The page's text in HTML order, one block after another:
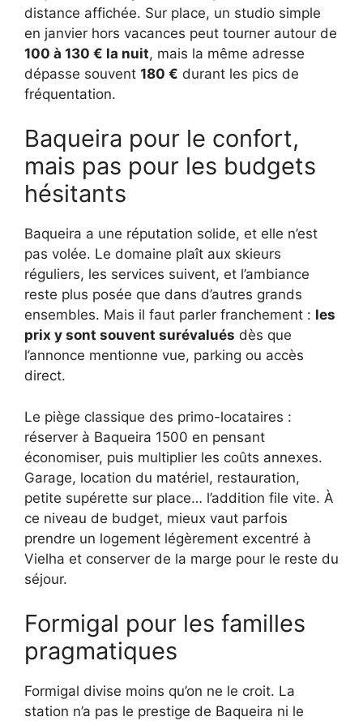
distance affichée. Sur place, un studio simple
en janvier hors vacances peut tourner autour de
100 à 130 € la nuit, mais la même adresse
dépasse souvent 180 € durant les pics de
fréquentation.
Baqueira pour le confort,
mais pas pour les budgets
hésitants
Baqueira a une réputation solide, et elle n’est
pas volée. Le domaine plaît aux skieurs
réguliers, les services suivent, et l’ambiance
reste plus posée que dans d’autres grands
ensembles. Mais il faut parler franchement : les
prix y sont souvent surévalués dès que
l’annonce mentionne vue, parking ou accès
direct.
Le piège classique des primo-locataires :
réserver à Baqueira 1500 en pensant
économiser, puis multiplier les coûts annexes.
Garage, location du matériel, restauration,
petite supérette sur place… l’addition file vite. À
ce niveau de budget, mieux vaut parfois
prendre un logement légèrement excentré à
Vielha et conserver de la marge pour le reste du
séjour.
Formigal pour les familles
pragmatiques
Formigal divise moins qu’on ne le croit. La
station n’a pas le prestige de Baqueira ni le